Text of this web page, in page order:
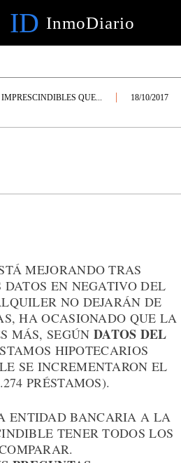
ID InmoDiario
QUE... 18/10/2017
MEJORANDO TRAS
EN NEGATIVO DEL
NO DEJARÁN DE
HA OCASIONADO QUE LA
MÁS, SEGÚN DATOS DEL
HIPOTECARIOS
SE INCREMENTARON EL
PRÉSTAMOS).
ENTIDAD BANCARIA A LA
TENER TODOS LOS